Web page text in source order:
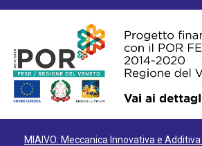
MIAIVO: Meccanica Innovativa e Additiva